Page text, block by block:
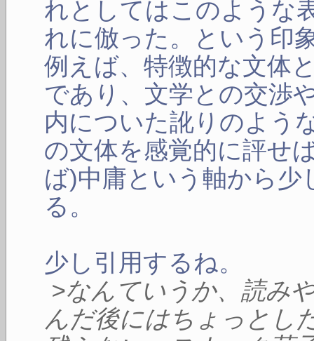
れとしてはこのような
れに倣った。という印
例えば、特徴的な文体
であり、文学との交渉
内についた訛りのよう
の文体を感覚的に評せ
ば)中庸という軸から少
る。
少し引用するね。
>なんていうか、読み
んだ後にはちょっとし